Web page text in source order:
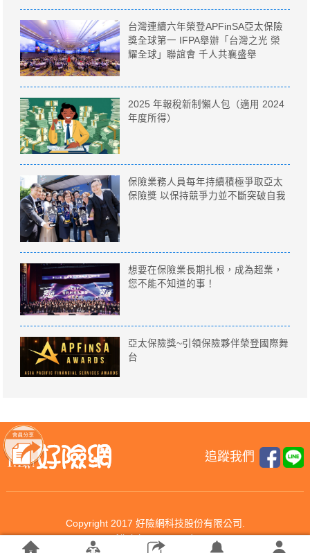
台灣連續六年榮登APFinSA亞太保險
獎全球第一 IFPA舉辦「台灣之光 榮
耀全球」聯誼會 千人共襄盛舉
2025 年報稅新制懶人包（適用 2024
年度所得）
保險業務人員每年持續積極爭取亞太
保險獎 以保持競爭力並不斷突破自我
想要在保險業長期扎根，成為超業，
您不能不知道的事！
亞太保險獎~引領保險夥伴榮登國際舞
台
追蹤我們
Copyright 2017 好險網科技股份有限公司.
All rights reserved.